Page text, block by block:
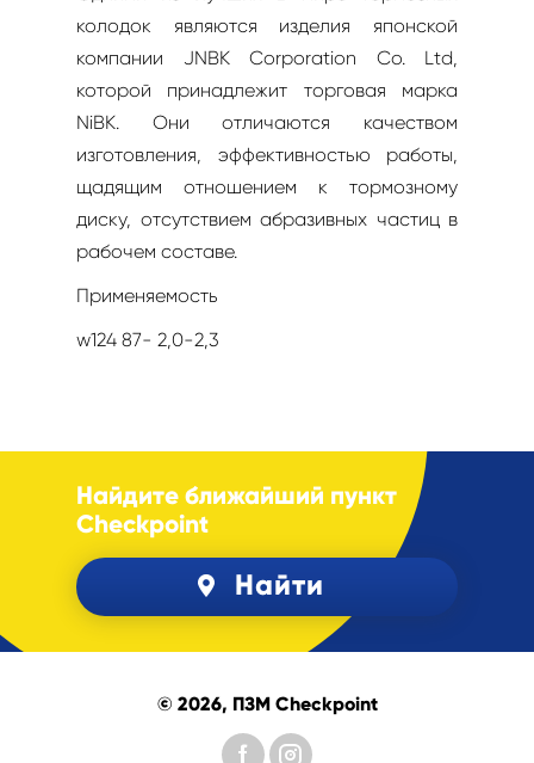
колодок являются изделия японской
компании JNBK Corporation Co. Ltd,
которой принадлежит торговая марка
NiBK. Они отличаются качеством
изготовления, эффективностью работы,
щадящим отношением к тормозному
диску, отсутствием абразивных частиц в
рабочем составе.
Применяемость
w124 87- 2,0-2,3
Найдите ближайший пункт
Checkpoint
Найти
© 2026, ПЗМ Checkpoint